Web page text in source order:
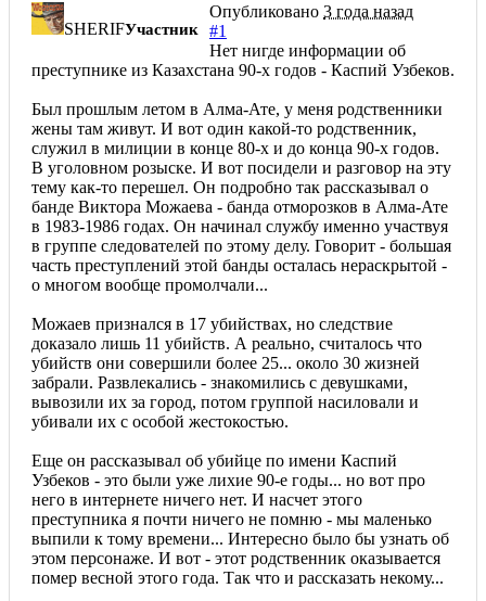
SHERIFУчастник
Опубликовано 3 года назад
#1
Нет нигде информации об
преступнике из Казахстана 90-х годов - Каспий Узбеков.
Был прошлым летом в Алма-Ате, у меня родственники
жены там живут. И вот один какой-то родственник,
служил в милиции в конце 80-х и до конца 90-х годов.
В уголовном розыске. И вот посидели и разговор на эту
тему как-то перешел. Он подробно так рассказывал о
банде Виктора Можаева - банда отморозков в Алма-Ате
в 1983-1986 годах. Он начинал службу именно участвуя
в группе следователей по этому делу. Говорит - большая
часть преступлений этой банды осталась нераскрытой -
о многом вообще промолчали...
Можаев признался в 17 убийствах, но следствие
доказало лишь 11 убийств. А реально, считалось что
убийств они совершили более 25... около 30 жизней
забрали. Развлекались - знакомились с девушками,
вывозили их за город, потом группой насиловали и
убивали их с особой жестокостью.
Еще он рассказывал об убийце по имени Каспий
Узбеков - это были уже лихие 90-е годы... но вот про
него в интернете ничего нет. И насчет этого
преступника я почти ничего не помню - мы маленько
выпили к тому времени... Интересно было бы узнать об
этом персонаже. И вот - этот родственник оказывается
помер весной этого года. Так что и рассказать некому...